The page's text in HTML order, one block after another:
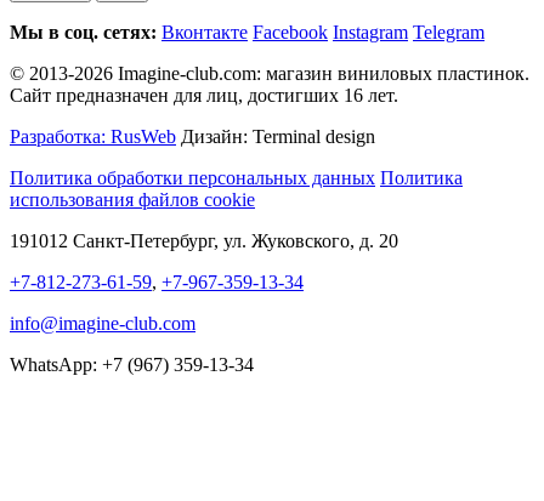
Мы в соц. сетях: Вконтакте Facebook Instagram Telegram
© 2013-2026 Imagine-club.com: магазин виниловых пластинок.
Сайт предназначен для лиц, достигших 16 лет.
Разработка: RusWeb Дизайн: Terminal design
Политика обработки персональных данных Политика
использования файлов cookie
191012 Санкт-Петербург, ул. Жуковского, д. 20
+7-812-273-61-59, +7-967-359-13-34
info@imagine-club.com
WhatsApp: +7 (967) 359-13-34